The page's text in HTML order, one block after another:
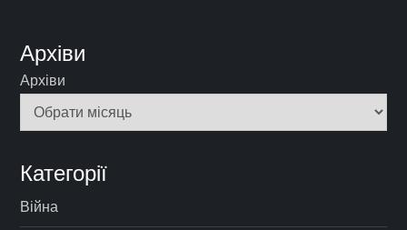
Архіви
Архіви
Категорії
Війна